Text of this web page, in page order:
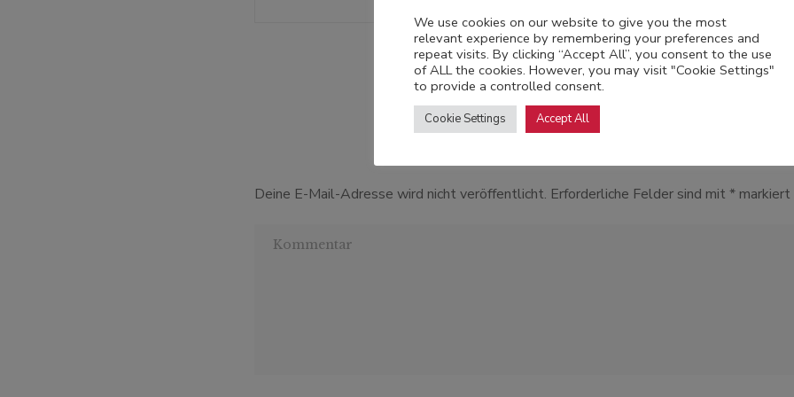
Schreibe einen
Deine E-Mail-Adresse wird nicht veröffentlicht. Erforderliche Felder sind mit * markiert
We use cookies on our website to give you the most
relevant experience by remembering your preferences and
repeat visits. By clicking “Accept All”, you consent to the use
of ALL the cookies. However, you may visit "Cookie Settings"
to provide a controlled consent.
Cookie Settings Accept All